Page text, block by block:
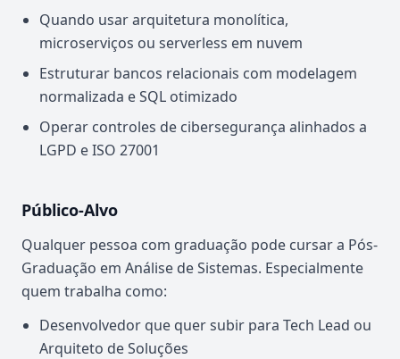
Quando usar arquitetura monolítica,
microserviços ou serverless em nuvem
Estruturar bancos relacionais com modelagem
normalizada e SQL otimizado
Operar controles de cibersegurança alinhados a
LGPD e ISO 27001
Público-Alvo
Qualquer pessoa com graduação pode cursar a Pós-
Graduação em Análise de Sistemas. Especialmente
quem trabalha como:
Desenvolvedor que quer subir para Tech Lead ou
Arquiteto de Soluções